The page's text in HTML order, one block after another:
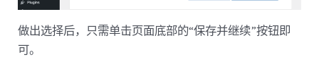
做出选择后，只需单击页面底部的“保存并继续”按钮即
可。